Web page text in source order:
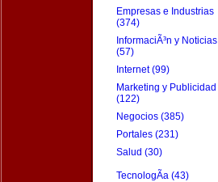
Empresas e Industrias
(374)
InformaciÃ³n y Noticias
(57)
Internet (99)
Marketing y Publicidad
(122)
Negocios (385)
Portales (231)
Salud (30)
TecnologÃ­a (43)